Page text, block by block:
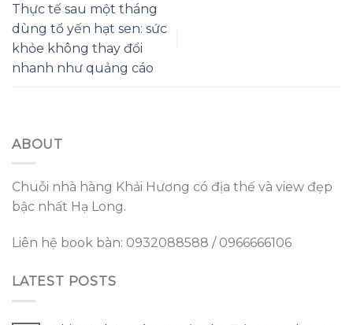
Thực tế sau một tháng
dùng tổ yến hạt sen: sức
khỏe không thay đổi
nhanh như quảng cáo
ABOUT
Chuỗi nhà hàng Khải Hương có địa thế và view đẹp
bậc nhất Hạ Long.
Liên hệ book bàn: 0932088588 / 0966666106
LATEST POSTS